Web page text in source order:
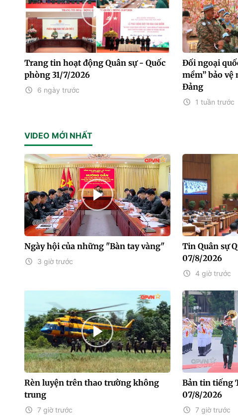
Trang tin hoạt động Quân sự - Quốc
phòng 31/7/2026
6 ngày trước
Đối ngoại
mềm” bảo vệ
Đảng
1 tuần trước
VIDEO MỚI NHẤT
Ngày hội của những "Bàn tay vàng"
3 giờ trước
Tin Quân sự
07/8/2026
4 giờ trước
Rèn luyện trên thao trường không
trung
7 giờ trước
Bản tin tiếng
07/8/2026
7 giờ trước